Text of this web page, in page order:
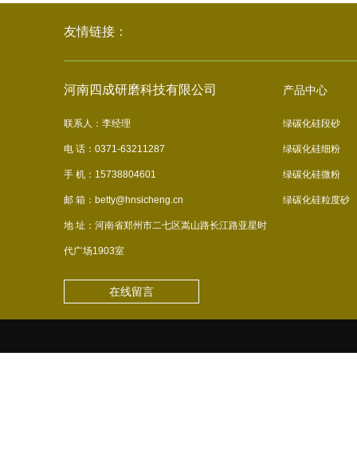
友情链接：
河南四成研磨科技有限公司
联系人：李经理
电 话：0371-63211287
手 机：15738804601
邮 箱：betty@hnsicheng.cn
地 址：河南省郑州市二七区嵩山路长江路亚星时
代广场1903室
在线留言
产品中心
绿碳化硅段砂
绿碳化硅细粉
绿碳化硅微粉
绿碳化硅粒度砂